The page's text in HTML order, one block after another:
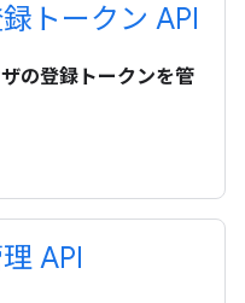
トークン API
の登録トークンを管
API